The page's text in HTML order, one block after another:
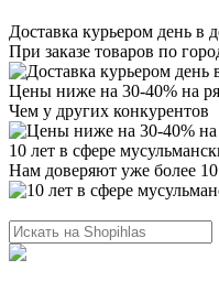
Доставка курьером день в
При заказе товаров по
Цены ниже на 30-40% на
Чем у других конкурентов
10 лет в сфере
Нам доверяют уже более